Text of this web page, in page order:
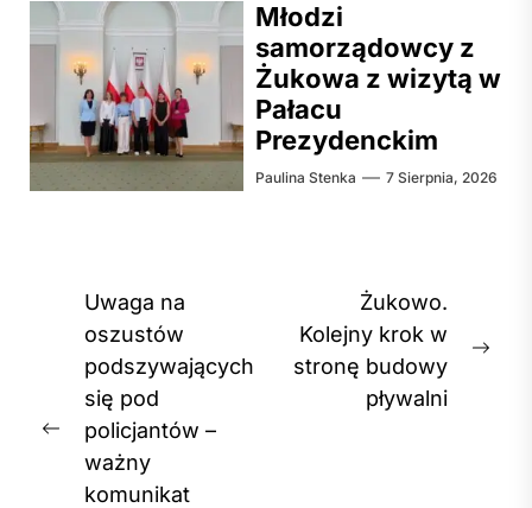
Młodzi
samorządowcy z
Żukowa z wizytą w
Pałacu
Prezydenckim
Paulina Stenka 7 Sierpnia, 2026
Nawigacja
wpisu
Previous
post:
Uwaga na
oszustów
podszywających
się pod
policjantów –
ważny
komunikat
Żukowo.
Kolejny krok w
stronę budowy
pływalni